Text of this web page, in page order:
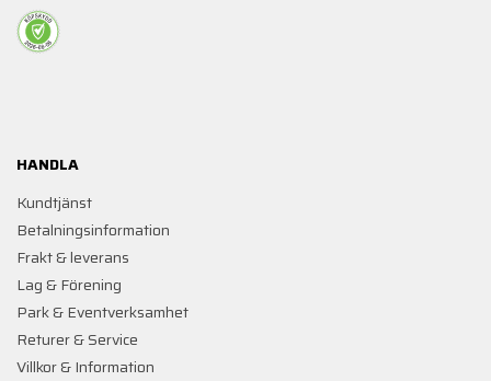
HANDLA
Kundtjänst
Betalningsinformation
Frakt & leverans
Lag & Förening
Park & Eventverksamhet
Returer & Service
Villkor & Information